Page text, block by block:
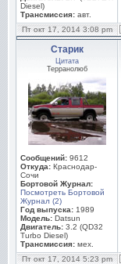
Diesel)
Трансмиссия: авт.
Пт окт 17, 2014 3:08 pm
Старик
Цитата
Терранолюб
Сообщений: 9612
Откуда: Краснодар-
Сочи
Бортовой Журнал:
Посмотреть Бортовой
Журнал (2)
Год выпуска: 1989
Модель: Datsun
Двигатель: 3.2 (QD32
Turbo Diesel)
Трансмиссия: мех.
Пт окт 17, 2014 5:23 pm